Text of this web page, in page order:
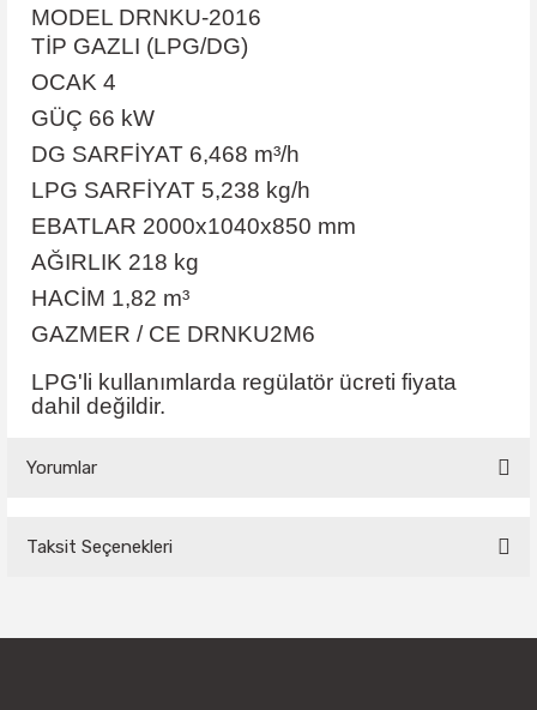
MODEL DRNKU-2016
TİP GAZLI (LPG/DG)
OCAK 4
GÜÇ 66 kW
DG SARFİYAT 6,468 m³/h
LPG SARFİYAT 5,238 kg/h
EBATLAR 2000x1040x850 mm
AĞIRLIK 218 kg
HACİM 1,82 m³
GAZMER / CE DRNKU2M6
LPG'li kullanımlarda regülatör ücreti fiyata
dahil değildir.
Yorumlar
Yorum Yaz
Taksit Seçenekleri